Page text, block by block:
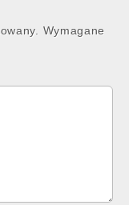
Wymagane